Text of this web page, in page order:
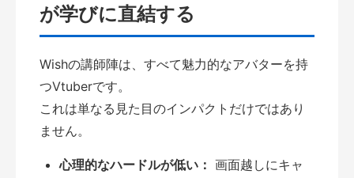
が学びに直結する
Wishの講師陣は、すべて魅力的なアバターを持
つVtuberです。
これは単なる見た目のインパクトだけではあり
ません。
心理的なハードルが低い： 画面越しにキャ